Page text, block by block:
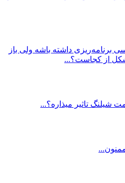
برنامه‌ریزی داشته باشه ولی باز
از کجاست؟...
شیلنگ تاثیر میذاره؟...